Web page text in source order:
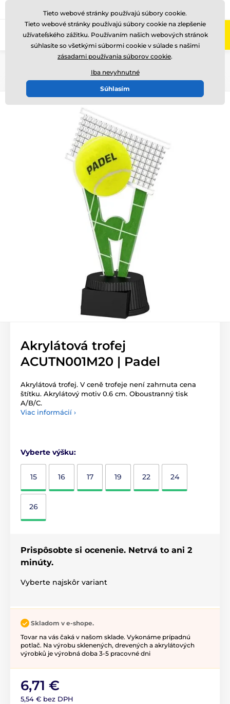
Zavolajte nám (Po-Pi 8-17) +421220255160
Akrylátová trofej
ACUTN001M20 | Padel
Akrylátová trofej. V ceně trofeje není zahrnuta cena
štítku. Akrylátový motiv 0.6 cm. Oboustranný tisk
A/B/C.
Viac informácií ›
Vyberte výšku:
15 16 17 19 22 24
26
Prispôsobte si ocenenie. Netrvá to ani 2
minúty.
Vyberte najskôr variant
Skladom v e-shope.
Tovar na vás čaká v našom sklade. Vykonáme prípadnú
potlač. Na výrobu sklenených, drevených a akrylátových
výrobků je výrobná doba 3-5 pracovné dni
6,71 €
5,54 € bez DPH
Tieto webové stránky používajú súbory cookie.
Tieto webové stránky používajú súbory cookie na zlepšenie
užívateľského zážitku. Používaním našich webových stránok
súhlasíte so všetkými súbormi cookie v súlade s našimi
zásadami používania súborov cookie.
Iba nevyhnutné
Súhlasím